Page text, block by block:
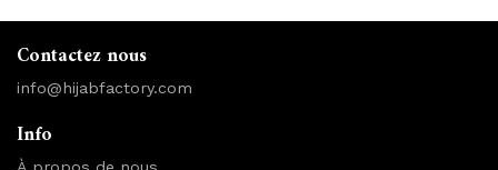
Contactez nous
info@hijabfactory.com
Info